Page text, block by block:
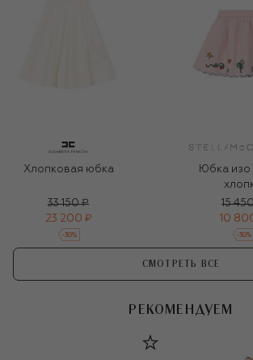
Хлопковая юбка
33 150 ₽
23 200 ₽
-30%
Юбка изо
15
10
-30%
СМОТРЕТЬ ВСЕ
РЕКОМЕНДУЕМ